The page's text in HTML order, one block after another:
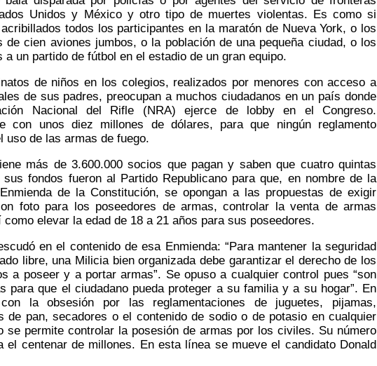
Unidos y México y otro tipo de muertes violentas. Es como si
todos los participantes en la maratón de Nueva York, o los
de cien aviones jumbos, o la población de una pequeña ciudad, o los
a un partido de fútbol en el estadio de un gran equipo.
de niños en los colegios, realizados por menores con acceso a
de sus padres, preocupan a muchos ciudadanos en un país donde
Nacional del Rifle (NRA) ejerce de lobby en el Congreso.
con unos diez millones de dólares, para que ningún reglamento
uso de las armas de fuego.
más de 3.600.000 socios que pagan y saben que cuatro quintas
sus fondos fueron al Partido Republicano para que, en nombre de la
de la Constitución, se opongan a las propuestas de exigir
foto para los poseedores de armas, controlar la venta de armas
elevar la edad de 18 a 21 años para sus poseedores.
en el contenido de esa Enmienda: “Para mantener la seguridad
libre, una Milicia bien organizada debe garantizar el derecho de los
a poseer y a portar armas”. Se opuso a cualquier control pues “son
para que el ciudadano pueda proteger a su familia y a su hogar”. En
la obsesión por las reglamentaciones de juguetes, pijamas,
de pan, secadores o el contenido de sodio o de potasio en cualquier
se permite controlar la posesión de armas por los civiles. Su número
el centenar de millones. En esta línea se mueve el candidato Donald